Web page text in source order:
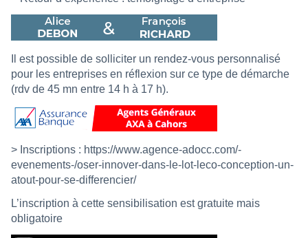
Il est possible de solliciter un rendez-vous personnalisé
pour les entreprises en réflexion sur ce type de démarche
(rdv de 45 mn entre 14 h à 17 h).
> Inscriptions : https://www.agence-adocc.com/-
evenements-/oser-innover-dans-le-lot-leco-conception-un-
atout-pour-se-differencier/
L’inscription à cette sensibilisation est gratuite mais
obligatoire